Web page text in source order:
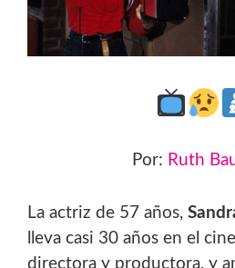
Por: Ruth
La actriz de 57 años,
lleva casi 30 años en el
directora y productora, y